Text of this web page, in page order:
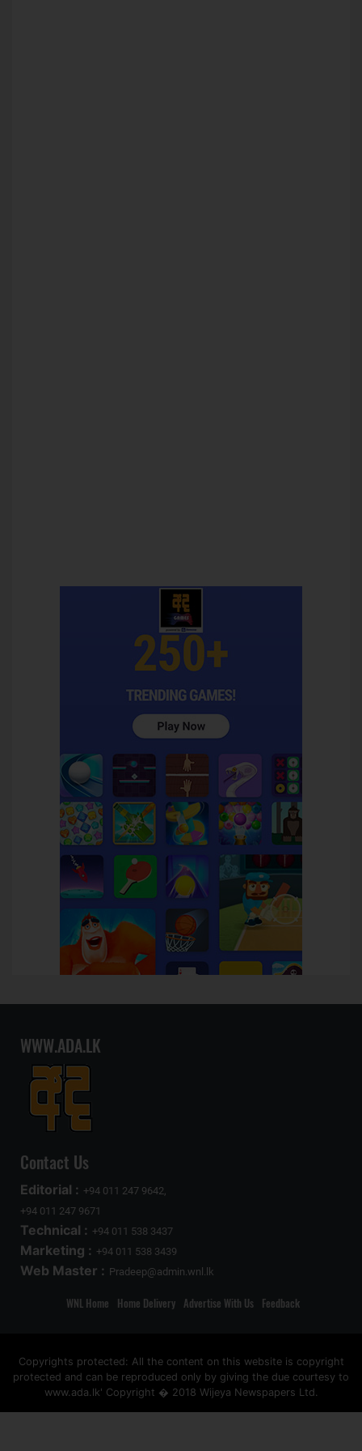
WWW.ADA.LK
Contact Us
Editorial : +94 011 247 9642,
+94 011 247 9671
Technical : +94 011 538 3437
Marketing : +94 011 538 3439
Web Master : Pradeep@admin.wnl.lk
WNL Home Home Delivery Advertise With Us Feedback
Copyrights protected: All the content on this website is copyright
protected and can be reproduced only by giving the due courtesy to
www.ada.lk' Copyright � 2018 Wijeya Newspapers Ltd.